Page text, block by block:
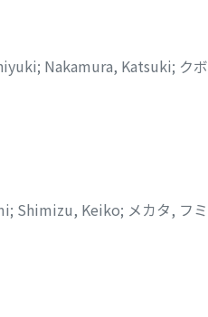
; Nakamura, Katsuki; クボ
; Shimizu, Keiko; メカタ, フミ